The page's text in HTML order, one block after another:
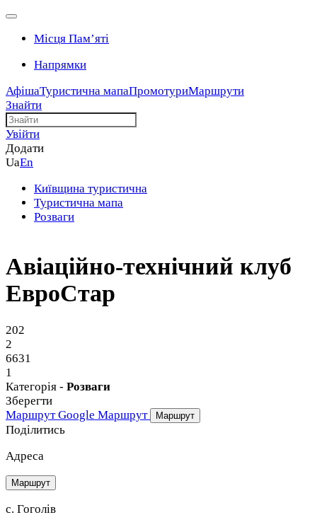
Місця Памʼяті
Напрямки
АфішаТуристична мапаПромотуриМаршрути
Знайти
Увійти
Додати
UaEn
Київщина туристична
Туристична мапа
Розваги
Авіаційно-технічний клуб
ЕвроСтар
202
2
6631
1
Категорія - Розваги
Зберегти
Маршрут Google Маршрут Маршрут
Поділитись
Адреса
Маршрут
с. Гоголів